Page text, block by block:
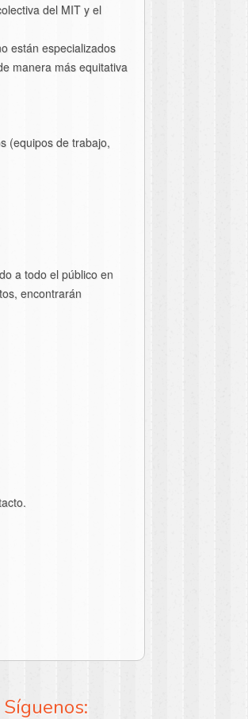
del MIT y el
están especializados
manera más equitativa
(equipos de trabajo,
a todo el público en
encontrarán
Síguenos: